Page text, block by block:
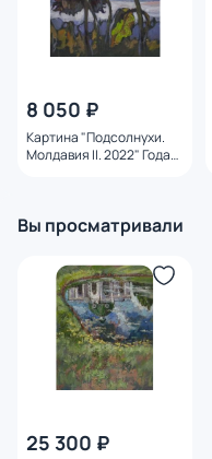
8 050 ₽
Картина "Подсолнухи.
Молдавия II. 2022" Года
Вы просматривали
25 300 ₽